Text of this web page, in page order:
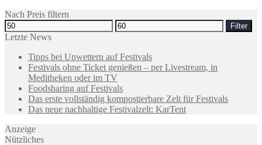
Nach Preis filtern
Filter
Letzte News
Tipps bei Unwettern auf Festivals
Festivals ohne Ticket genießen – per Livestream, in
Meditheken oder im TV
Foodsharing auf Festivals
Das erste vollständig kompostierbare Zelt für Festivals
Das neue nachhaltige Festivalzelt: KarTent
Anzeige
Nützliches